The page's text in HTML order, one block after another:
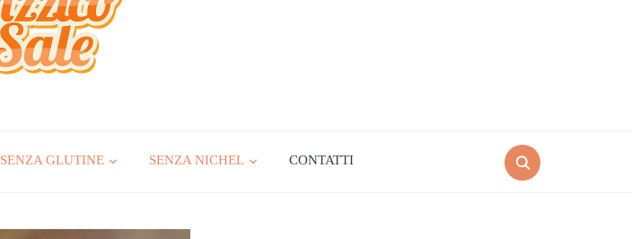
SENZA GLUTINE SENZA NICHEL CONTATTI